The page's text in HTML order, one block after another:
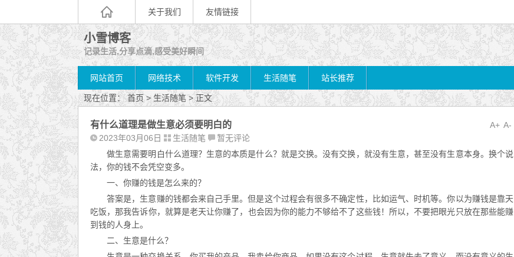
关于我们 友情链接
小雪博客
记录生活,分享点滴,感受美好瞬间
网站首页 网络技术 软件开发 生活随笔 站长推荐
现在位置：首页>生活随笔> 正文
A-
A+
有什么道理是做生意必须要明白的
2023年03月06日 生活随笔
暂无评论
做生意需要明白什么道理？生意的本质是什么？就是交换。没有交换，就没有生意，甚至没有生意本身。换个说
法，你的钱不会凭空变多。
一、你赚的钱是怎么来的？
答案是，生意赚的钱都会来自己手里。但是这个过程会有很多不确定性，比如运气、时机等。你以为赚钱是靠天
吃饭，那我告诉你，就算是老天让你赚了，也会因为你的能力不够给不了这些钱！所以，不要把眼光只放在那些能赚
到钱的人身上。
二、生意是什么？